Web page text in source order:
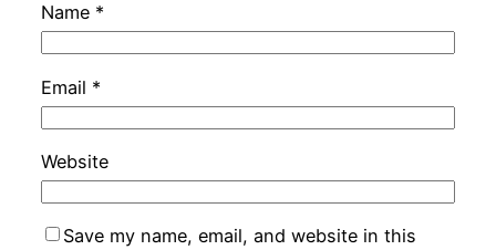
Name *
Email *
Website
Save my name, email, and website in this